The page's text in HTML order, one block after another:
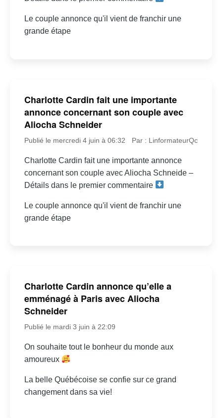
Le couple annonce qu'il vient de franchir une
grande étape
Charlotte Cardin fait une importante
annonce concernant son couple avec
Aliocha Schneider
Publié le mercredi 4 juin à 06:32 Par : LinformateurQc
Charlotte Cardin fait une importante annonce
concernant son couple avec Aliocha Schneide –
Détails dans le premier commentaire
Le couple annonce qu'il vient de franchir une
grande étape
Charlotte Cardin annonce qu’elle a
emménagé à Paris avec Aliocha
Schneider
Publié le mardi 3 juin à 22:09
On souhaite tout le bonheur du monde aux
amoureux
La belle Québécoise se confie sur ce grand
changement dans sa vie!